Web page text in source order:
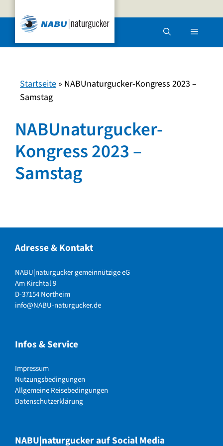
Inhalt
springen
Menü
Startseite » NABUnaturgucker-Kongress 2023 –
Samstag
NABUnaturgucker-
Kongress 2023 –
Samstag
Adresse & Kontakt
NABU|naturgucker gemeinnützige eG
Am Kirchtal 9
D-37154 Northeim
info@NABU-naturgucker.de
Infos & Service
Impressum
Nutzungsbedingungen
Allgemeine Reisebedingungen
Datenschutzerklärung
NABU|naturgucker auf Social Media